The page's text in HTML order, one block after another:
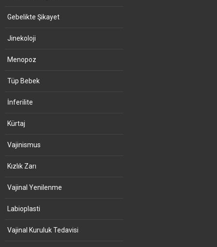
Gebelikte Şikayet
Jinekoloji
Menopoz
Tüp Bebek
İnferilite
Kürtaj
Vajinismus
Kızlık Zarı
Vajinal Yenilenme
Labioplasti
Vajinal Kuruluk Tedavisi